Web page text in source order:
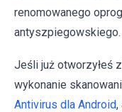
renomowanego
antyszpiegowskiego.
Jeśli już otworzyłeś
wykonanie
Antivirus dla Android,